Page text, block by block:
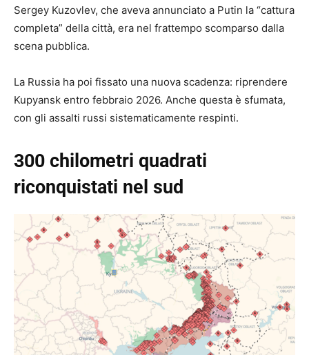
Sergey Kuzovlev, che aveva annunciato a Putin la “cattura
completa” della città, era nel frattempo scomparso dalla
scena pubblica.
La Russia ha poi fissato una nuova scadenza: riprendere
Kupyansk entro febbraio 2026. Anche questa è sfumata,
con gli assalti russi sistematicamente respinti.
300 chilometri quadrati
riconquistati nel sud